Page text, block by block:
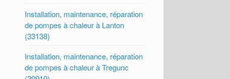
Installation, maintenance, réparation
de pompes à chaleur à Lanton
(33138)
Installation, maintenance, réparation
de pompes à chaleur à Tregunc